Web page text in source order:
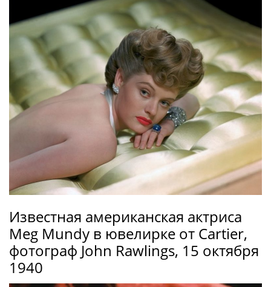
Известная американская актриса
Meg Mundy в ювелирке от Cartier,
фотограф John Rawlings, 15 октября
1940